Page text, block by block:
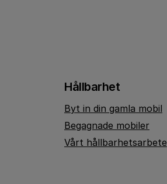
Hållbarhet
Byt in din gamla mobil
Begagnade mobiler
Vårt hållbarhetsarbete